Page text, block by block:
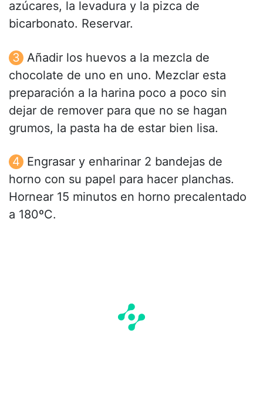
azúcares, la levadura y la pizca de
bicarbonato. Reservar.
Añadir los huevos a la mezcla de
chocolate de uno en uno. Mezclar esta
preparación a la harina poco a poco sin
dejar de remover para que no se hagan
grumos, la pasta ha de estar bien lisa.
Engrasar y enharinar 2 bandejas de
horno con su papel para hacer planchas.
Hornear 15 minutos en horno precalentado
a 180ºC.